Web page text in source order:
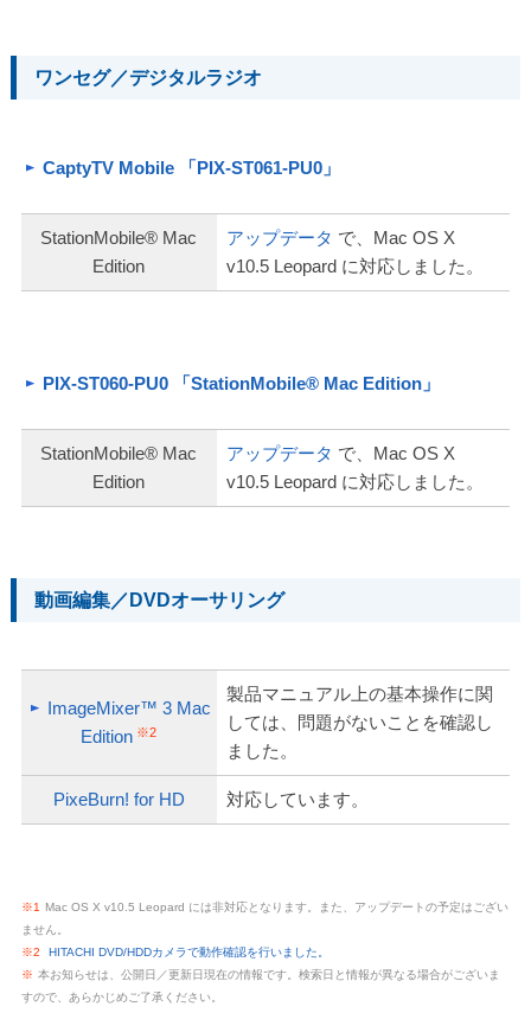
ワンセグ／デジタルラジオ
CaptyTV Mobile 「PIX-ST061-PU0」
StationMobile® Mac
Edition
アップデータ で、Mac OS X
v10.5 Leopard に対応しました。
PIX-ST060-PU0 「StationMobile® Mac Edition」
StationMobile® Mac
Edition
アップデータ で、Mac OS X
v10.5 Leopard に対応しました。
動画編集／DVDオーサリング
ImageMixer™ 3 Mac
Edition ※2
製品マニュアル上の基本操作に関
しては、問題がないことを確認し
ました。
PixeBurn! for HD 対応しています。
※1 Mac OS X v10.5 Leopard には非対応となります。また、アップデートの予定はござい
ません。
※2
HITACHI DVD/HDDカメラで動作確認を行いました。
※ 本お知らせは、公開日／更新日現在の情報です。検索日と情報が異なる場合がございま
すので、あらかじめご了承ください。